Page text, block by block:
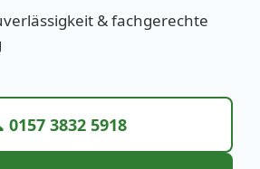
& fachgerechte
0157 3832 5918